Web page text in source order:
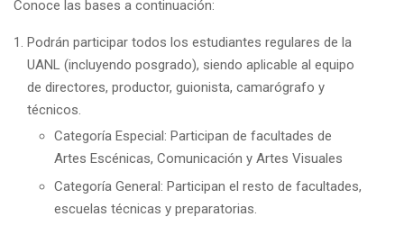
Conoce las bases a continuación:
Podrán participar todos los estudiantes regulares de la
UANL (incluyendo posgrado), siendo aplicable al equipo
de directores, productor, guionista, camarógrafo y
técnicos.
Categoría Especial: Participan de facultades de
Artes Escénicas, Comunicación y Artes Visuales
Categoría General: Participan el resto de facultades,
escuelas técnicas y preparatorias.